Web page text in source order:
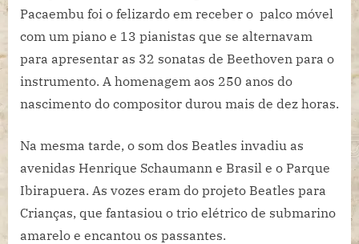
Pacaembu foi o felizardo em receber o palco móvel
com um piano e 13 pianistas que se alternavam
para apresentar as 32 sonatas de Beethoven para o
instrumento. A homenagem aos 250 anos do
nascimento do compositor durou mais de dez horas.
Na mesma tarde, o som dos Beatles invadiu as
avenidas Henrique Schaumann e Brasil e o Parque
Ibirapuera. As vozes eram do projeto Beatles para
Crianças, que fantasiou o trio elétrico de submarino
amarelo e encantou os passantes.